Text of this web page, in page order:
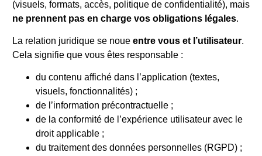
(visuels, formats, accès, politique de confidentialité), mais
ne prennent pas en charge vos obligations légales.
La relation juridique se noue entre vous et l’utilisateur.
Cela signifie que vous êtes responsable :
du contenu affiché dans l’application (textes,
visuels, fonctionnalités) ;
de l’information précontractuelle ;
de la conformité de l’expérience utilisateur avec le
droit applicable ;
du traitement des données personnelles (RGPD) ;